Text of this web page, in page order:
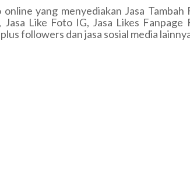
online yang menyediakan Jasa
Like Foto IG, Jasa Likes Fanpage
followers dan jasa sosial media